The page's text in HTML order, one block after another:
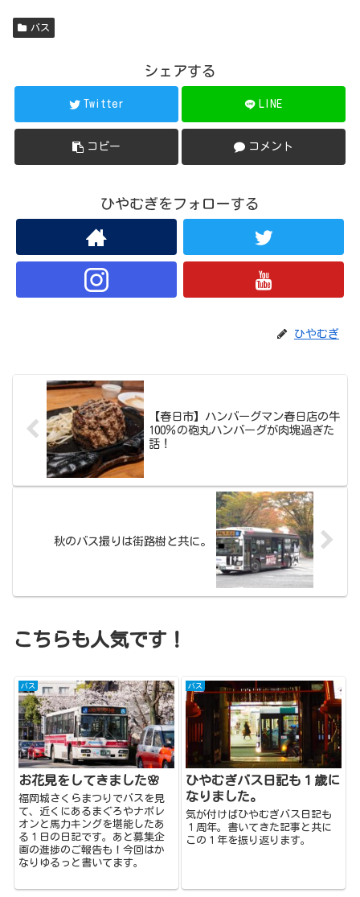
バス
シェアする
Twitter LINE
コピー コメント
ひやむぎをフォローする
ひやむぎ
【春日市】ハンバーグマン春日店の牛
100％の砲丸ハンバーグが肉塊過ぎた
話！
秋のバス撮りは街路樹と共に。
こちらも人気です！
バス
お花見をしてきました🌸
福岡城さくらまつりでバスを見
て、近くにあるまぐろやナポレ
オンと馬力キングを堪能したあ
る１日の日記です。あと募集企
画の進捗のご報告も！今回はか
なりゆるっと書いてます。
バス
ひやむぎバス日記も１歳に
なりました。
気が付けばひやむぎバス日記も
１周年。書いてきた記事と共に
この１年を振り返ります。